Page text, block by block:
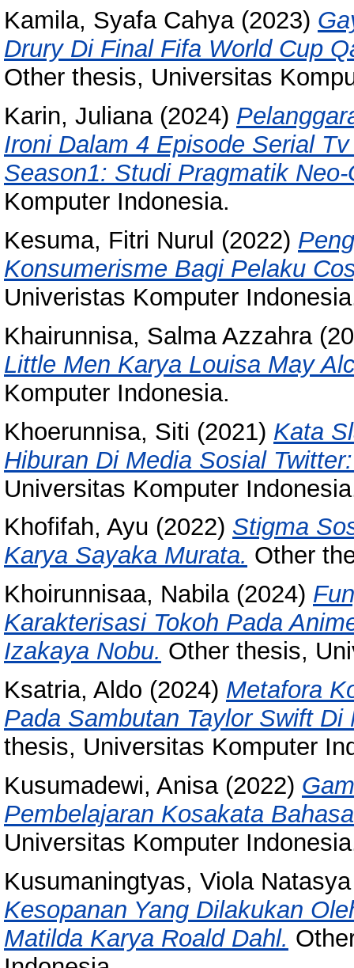
Kamila, Syafa Cahya(2023)
Drury Di Final Fifa World Cup
Other thesis, Universitas
Karin, Juliana(2024)
Ironi Dalam 4 Episode Serial
Season1: Studi Pragmatik
Komputer Indonesia.
Kesuma, Fitri Nurul (2022)
Konsumerisme Bagi Pelaku
Univeristas Komputer
Khairunnisa, Salma Azzahra
Little Men Karya Louisa May
Komputer Indonesia.
Khoerunnisa, Siti (2021) Kata
Hiburan Di Media Sosial
Universitas Komputer
Khofifah, Ayu (2022) Stigma
Karya Sayaka Murata. Other
Khoirunnisaa, Nabila(2024)
Karakterisasi Tokoh Pada
Izakaya Nobu. Other thesis,
Ksatria, Aldo (2024) Metafora
Pada Sambutan Taylor Swift
thesis, Universitas Komputer
Kusumadewi, Anisa(2022)
Pembelajaran Kosakata
Universitas Komputer
Kusumaningtyas, Viola Natasya
Kesopanan Yang Dilakukan
Matilda Karya Roald Dahl.